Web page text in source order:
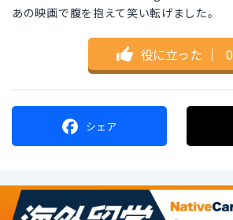
あの映画で腹を抱えて笑い転げました。
役に立った ｜ 0
シェア